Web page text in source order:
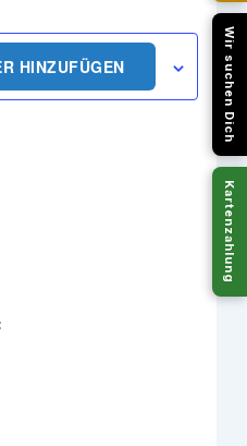
HINZUFÜGEN Wir suchen Dich
Kartenzahlung